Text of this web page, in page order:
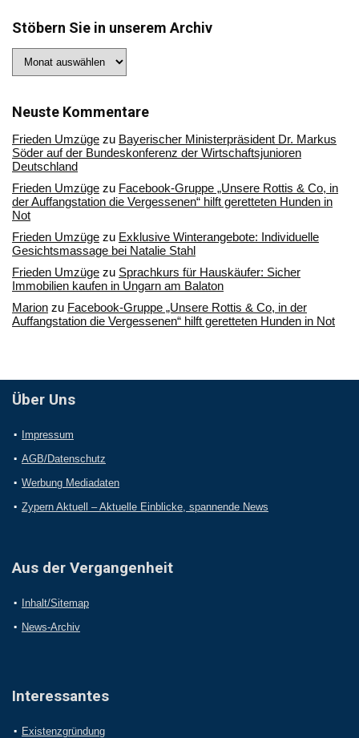
Stöbern Sie in unserem Archiv
Sie
Archiv
Neuste Kommentare
Frieden Umzüge zu Bayerischer Ministerpräsident Dr. Markus
Söder auf der Bundeskonferenz der Wirtschaftsjunioren
Deutschland
Frieden Umzüge zu Facebook-Gruppe „Unsere Rottis & Co, in
der Auffangstation die Vergessenen“ hilft geretteten Hunden in
Not
Frieden Umzüge zu Exklusive Winterangebote: Individuelle
Gesichtsmassage bei Natalie Stahl
Frieden Umzüge zu Sprachkurs für Hauskäufer: Sicher
Immobilien kaufen in Ungarn am Balaton
Marion zu Facebook-Gruppe „Unsere Rottis & Co, in der
Auffangstation die Vergessenen“ hilft geretteten Hunden in Not
Über Uns
Impressum
AGB/Datenschutz
Werbung Mediadaten
Zypern Aktuell – Aktuelle Einblicke, spannende News
Aus der Vergangenheit
Inhalt/Sitemap
News-Archiv
Interessantes
Existenzgründung